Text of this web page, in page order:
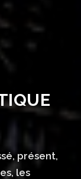
présent,
les